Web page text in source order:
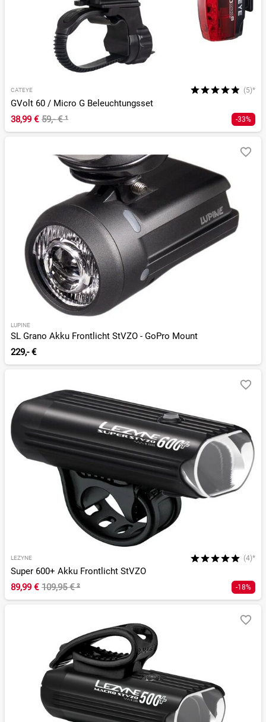
CATEYE (5)*
GVolt 60 / Micro G Beleuchtungsset
38,99 € 59,- €¹ -33%
LUPINE
SL Grano Akku Frontlicht StVZO - GoPro Mount
229,- €
LEZYNE (4)*
Super 600+ Akku Frontlicht StVZO
89,99 € 109,95 €² -18%